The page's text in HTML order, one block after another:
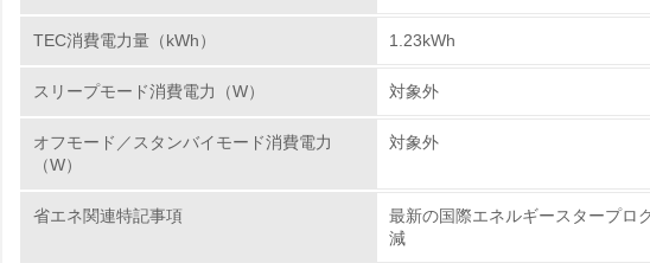
5. 環境取り組み体制と成果を定期的に検証して次の活動に活かして
6. 従業員が環境方針に基づいて自分の業務の中で行うべき環境対
7.
環境活動に関する規格やプログラムを導入している
8. 第三者認証を取得している
TEC消費電力量（kWh） 1.23kWh
スリープモード消費電力（W） 対象外
オフモード／スタンバイモード消費電力
（W）
対象外
省エネ関連特記事項
最新の国際エネルギースタープロ
減